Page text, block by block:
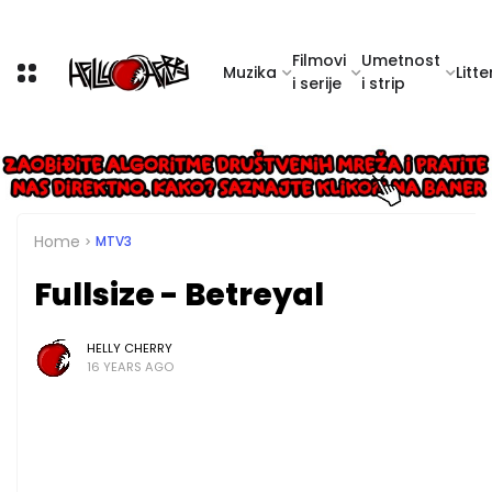
Muzika
Filmovi
i serije
Umetnost
i strip
Home MTV3
Fullsize - Betreyal
HELLY CHERRY
16 YEARS AGO